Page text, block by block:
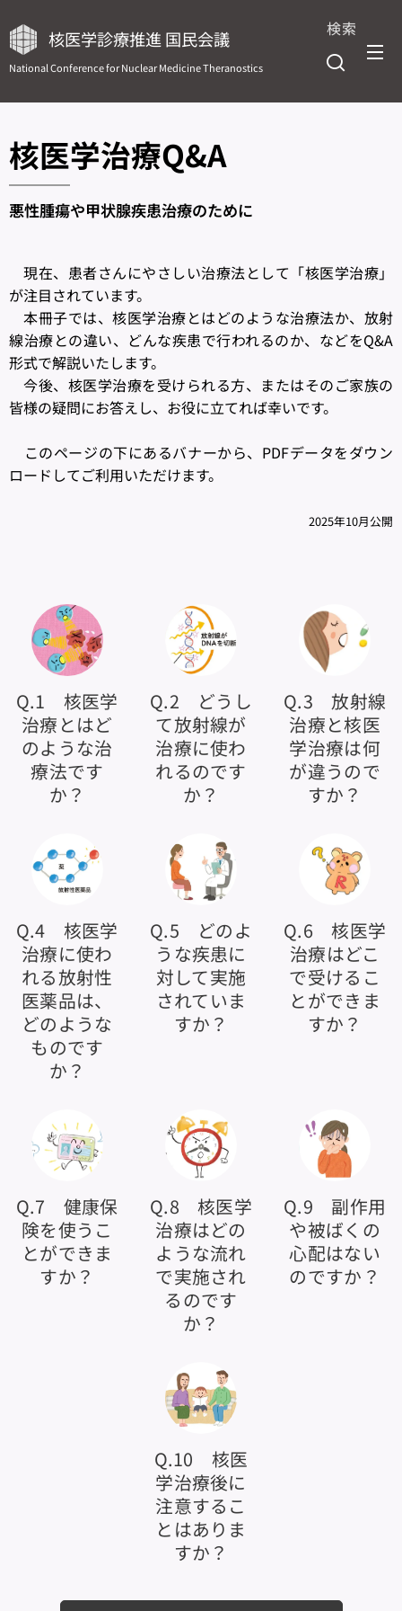
核医学診療推進 国民会議
National Conference for Nuclear Medicine Theranostics
検索
核医学治療Q&A
悪性腫瘍や甲状腺疾患治療のために
現在、患者さんにやさしい治療法として「核医学治療」
が注目されています。
本冊子では、核医学治療とはどのような治療法か、放射
線治療との違い、どんな疾患で行われるのか、などをQ&A
形式で解説いたします。
今後、核医学治療を受けられる方、またはそのご家族の
皆様の疑問にお答えし、お役に立てれば幸いです。
このページの下にあるバナーから、PDFデータをダウン
ロードしてご利用いただけます。
2025年10月公開
Q.1 核医学
治療とはど
のような治
療法です
か？
Q.2 どうし
て放射線が
治療に使わ
れるのです
か？
Q.3 放射線
治療と核医
学治療は何
が違うので
すか？
Q.4 核医学
治療に使わ
れる放射性
医薬品は、
どのような
ものです
か？
Q.5 どのよ
うな疾患に
対して実施
されていま
すか？
Q.6 核医学
治療はどこ
で受けるこ
とができま
すか？
Q.7 健康保
険を使うこ
とができま
すか？
Q.8 核医学
治療はどの
ような流れ
で実施され
るのです
か？
Q.9 副作用
や被ばくの
心配はない
のですか？
Q.10 核医
学治療後に
注意するこ
とはありま
すか？